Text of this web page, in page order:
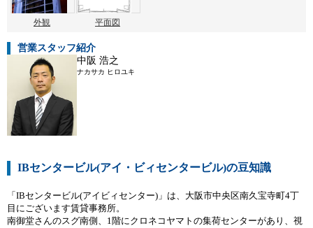
外観 平面図
営業スタッフ紹介
中阪 浩之
ナカサカ ヒロユキ
IBセンタービル(アイ・ビィセンタービル)の豆知識
「IBセンタービル(アイビィセンター)」は、大阪市中央区南久宝寺町4丁
目にございます賃貸事務所。
南御堂さんのスグ南側、1階にクロネコヤマトの集荷センターがあり、視